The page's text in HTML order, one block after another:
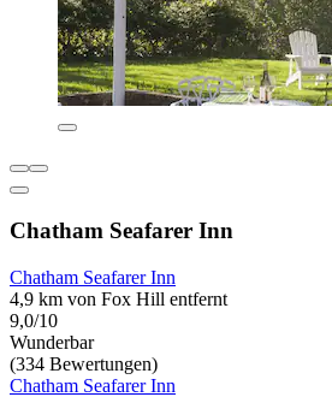
Chatham Seafarer Inn
Chatham Seafarer Inn
4,9 km von Fox Hill entfernt
9,0/10
Wunderbar
(334 Bewertungen)
Chatham Seafarer Inn